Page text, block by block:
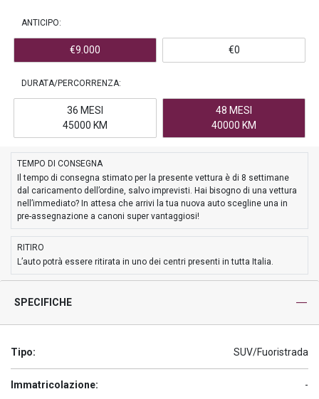
ANTICIPO:
€9.000 €0
DURATA/PERCORRENZA:
36 MESI
45000 KM
48 MESI
40000 KM
TEMPO DI CONSEGNA
Il tempo di consegna stimato per la presente vettura è di 8 settimane
dal caricamento dell’ordine, salvo imprevisti. Hai bisogno di una vettura
nell’immediato? In attesa che arrivi la tua nuova auto scegline una in
pre-assegnazione a canoni super vantaggiosi!
RITIRO
L’auto potrà essere ritirata in uno dei centri presenti in tutta Italia.
SPECIFICHE
Tipo: SUV/Fuoristrada
Immatricolazione: -